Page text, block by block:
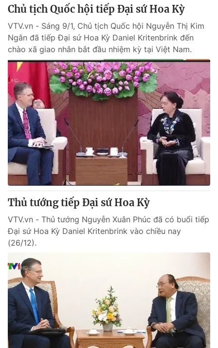
Chủ tịch Quốc hội tiếp Đại sứ Hoa Kỳ
VTV.vn - Sáng 9/1, Chủ tịch Quốc hội Nguyễn Thị Kim
Ngân đã tiếp Đại sứ Hoa Kỳ Daniel Kritenbrink đến
chào xã giao nhân bắt đầu nhiệm kỳ tại Việt Nam.
Thủ tướng tiếp Đại sứ Hoa Kỳ
VTV.vn - Thủ tướng Nguyễn Xuân Phúc đã có buổi tiếp
Đại sứ Hoa Kỳ Daniel Kritenbrink vào chiều nay
(26/12).